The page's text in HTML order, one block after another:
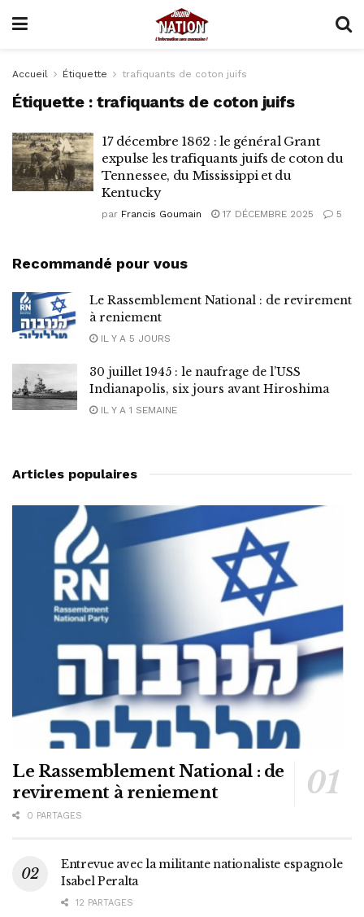
Accueil Étiquette trafiquants de coton juifs
Étiquette :trafiquants de coton juifs
17 décembre 1862 : le général Grant
expulse les trafiquants juifs de coton du
Tennessee, du Mississippi et du
Kentucky
par Francis Goumain 17 DÉCEMBRE 2025 5
Recommandé pour vous
Le Rassemblement National : de revirement
à reniement
IL Y A 5 JOURS
30 juillet 1945 : le naufrage de l’USS
Indianapolis, six jours avant Hiroshima
IL Y A 1 SEMAINE
Articles populaires
Le Rassemblement National : de
revirement à reniement
0 PARTAGES
Entrevue avec la militante nationaliste espagnole
Isabel Peralta
12 PARTAGES